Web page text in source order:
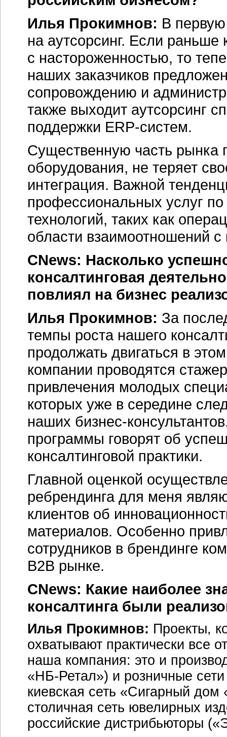
Илья Прокимнов: В первую
на аутсорсинг. Если раньше
с настороженностью, то
наших заказчиков
сопровождению и
также выходит аутсорсинг
поддержки ERP-систем.
Существенную часть рынка
оборудования, не теряет
интеграция. Важной
профессиональных услуг
технологий, таких как
области взаимоотношений
CNews: Насколько
консалтинговая
повлиял на бизнес
Илья Прокимнов: За
темпы роста нашего
продолжать двигаться в
компании проводятся
привлечения молодых
которых уже в середине
наших бизнес-
программы говорят об
консалтинговой практики.
Главной оценкой
ребрендинга для меня
клиентов об
материалов. Особенно
сотрудников в брендинге
B2B рынке.
CNews: Какие наиболее
консалтинга были
Илья Прокимнов: Проекты,
охватывают практически все
наша компания: это и
«HБ-Ретал») и розничные
киевская сеть «Сигарный
столичная сеть ювелирных
российские дистрибьюторы